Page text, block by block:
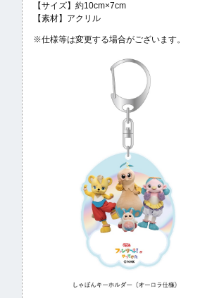
【サイズ】約10cm×7cm
【素材】アクリル
※仕様等は変更する場合がございます。